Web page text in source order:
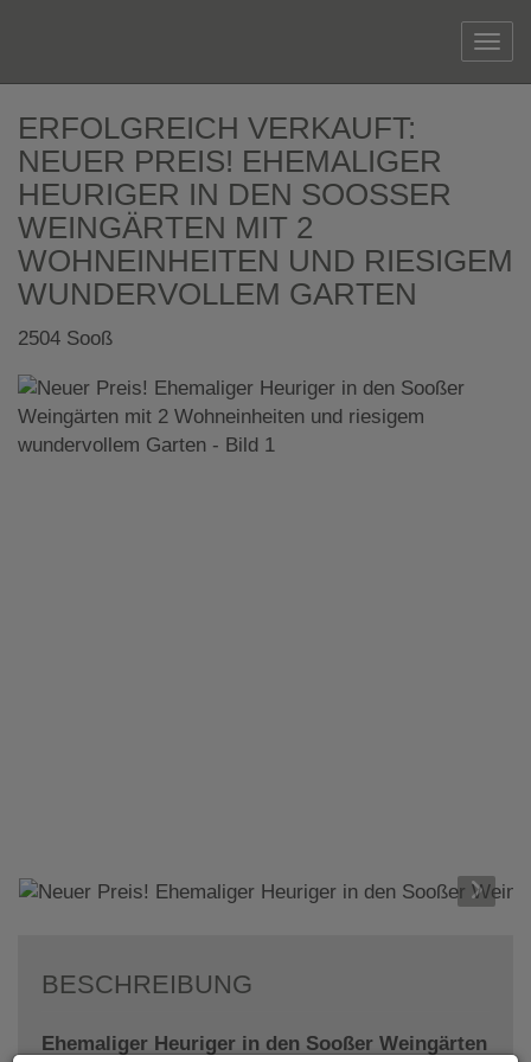
ERFOLGREICH VERKAUFT:
NEUER PREIS! EHEMALIGER
HEURIGER IN DEN SOOSSER W
EINGÄRTEN MIT 2 W
OHNEINHEITEN UND RIESIGEM W
UNDERVOLLEM GARTEN
2504 Sooß
BESCHREIBUNG
Ehemaliger Heuriger in den Sooßer Weingärten